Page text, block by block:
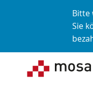
Bitte
Sie
Direkt
zum